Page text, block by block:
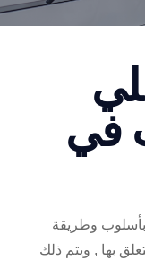
وطريقة
, ويتم ذلك